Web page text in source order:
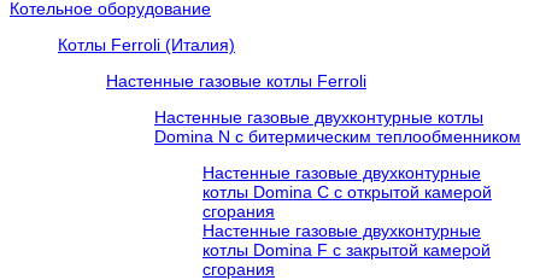
Котельное оборудование
Котлы Ferroli (Италия)
Настенные газовые котлы Ferroli
Настенные газовые двухконтурные котлы
Domina N с битермическим теплообменником
Настенные газовые двухконтурные
котлы Domina C с открытой камерой
сгорания
Настенные газовые двухконтурные
котлы Domina F с закрытой камерой
сгорания